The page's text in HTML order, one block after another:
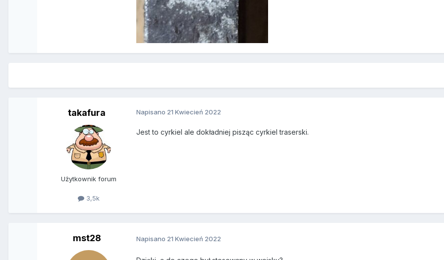
takafura
Użytkownik forum
3,5k
Napisano 21 Kwiecień 2022
Jest to cyrkiel ale dokładniej pisząc cyrkiel traserski.
mst28 Napisano 21 Kwiecień 2022